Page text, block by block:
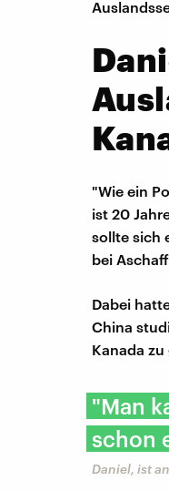
"Wie ein
ist 20
sollte sich
bei
Dabei
China
Kanada
"Man
schon
Daniel, ist